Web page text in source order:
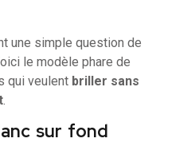
une simple question de
le modèle phare de
qui veulent briller sans
sur fond